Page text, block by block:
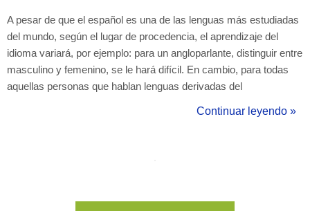
A pesar de que el español es una de las lenguas más estudiadas
del mundo, según el lugar de procedencia, el aprendizaje del
idioma variará, por ejemplo: para un angloparlante, distinguir entre
masculino y femenino, se le hará difícil. En cambio, para todas
aquellas personas que hablan lenguas derivadas del
Vanesa Cruz, embajadora de Tusclasesparticulares, te cuenta l...
Continuar leyendo »